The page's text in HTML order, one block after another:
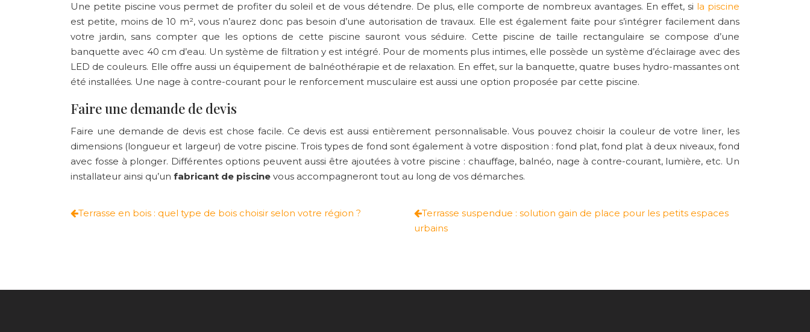
Une petite piscine vous permet de profiter du soleil et de vous détendre. De plus, elle comporte de nombreux avantages. En effet, si la piscine
est petite, moins de 10 m², vous n’aurez donc pas besoin d’une autorisation de travaux. Elle est également faite pour s’intégrer facilement dans
votre jardin, sans compter que les options de cette piscine sauront vous séduire. Cette piscine de taille rectangulaire se compose d’une
banquette avec 40 cm d’eau. Un système de filtration y est intégré. Pour de moments plus intimes, elle possède un système d’éclairage avec des
LED de couleurs. Elle offre aussi un équipement de balnéothérapie et de relaxation. En effet, sur la banquette, quatre buses hydro-massantes ont
été installées. Une nage à contre-courant pour le renforcement musculaire est aussi une option proposée par cette piscine.
Faire une demande de devis
Faire une demande de devis est chose facile. Ce devis est aussi entièrement personnalisable. Vous pouvez choisir la couleur de votre liner, les
dimensions (longueur et largeur) de votre piscine. Trois types de fond sont également à votre disposition : fond plat, fond plat à deux niveaux, fond
avec fosse à plonger. Différentes options peuvent aussi être ajoutées à votre piscine : chauffage, balnéo, nage à contre-courant, lumière, etc. Un
installateur ainsi qu’un fabricant de piscine vous accompagneront tout au long de vos démarches.
Terrasse en bois : quel type de bois choisir selon votre région ?
Terrasse suspendue : solution gain de place pour les petits espaces
urbains